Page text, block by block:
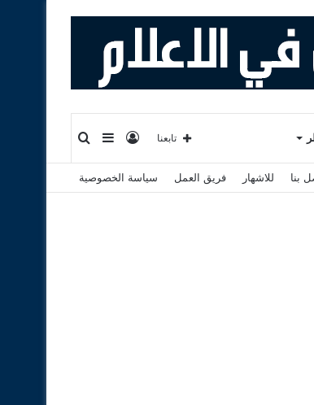
إضافة
عمود
تسجيل
الدخول
تابعنا
بنا للاشهار فريق العمل سياسة الخصوصية